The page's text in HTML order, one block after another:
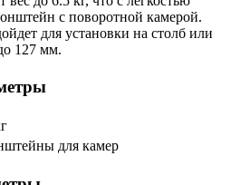
с поворотной камерой.
для установки на столб или
127 мм.
для камер